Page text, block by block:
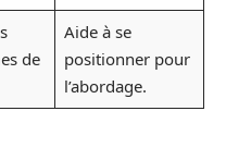
de
Aide à se
positionner pour
l’abordage.